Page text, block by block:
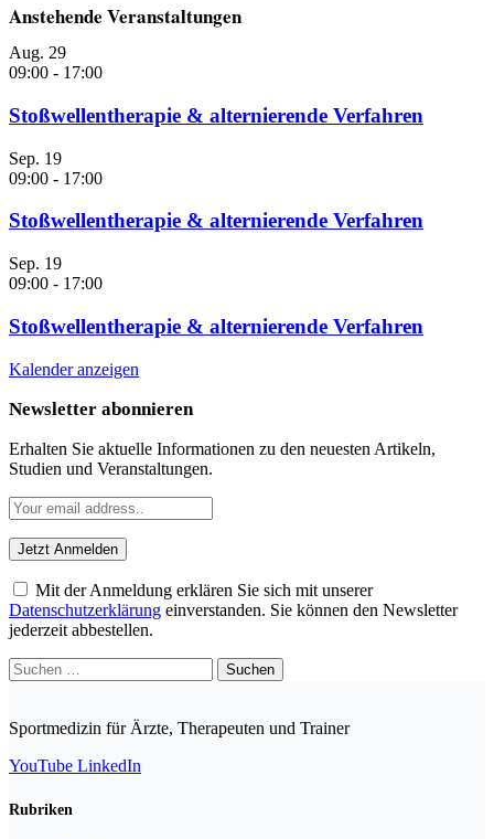
Anstehende Veranstaltungen
Aug. 29
09:00 - 17:00
Stoßwellentherapie & alternierende Verfahren
Sep. 19
09:00 - 17:00
Stoßwellentherapie & alternierende Verfahren
Sep. 19
09:00 - 17:00
Stoßwellentherapie & alternierende Verfahren
Kalender anzeigen
Newsletter abonnieren
Erhalten Sie aktuelle Informationen zu den neuesten Artikeln,
Studien und Veranstaltungen.
Mit der Anmeldung erklären Sie sich mit unserer
Datenschutzerklärung einverstanden. Sie können den Newsletter
jederzeit abbestellen.
Suchen
nach:
Sportmedizin für Ärzte, Therapeuten und Trainer
YouTube LinkedIn
Rubriken